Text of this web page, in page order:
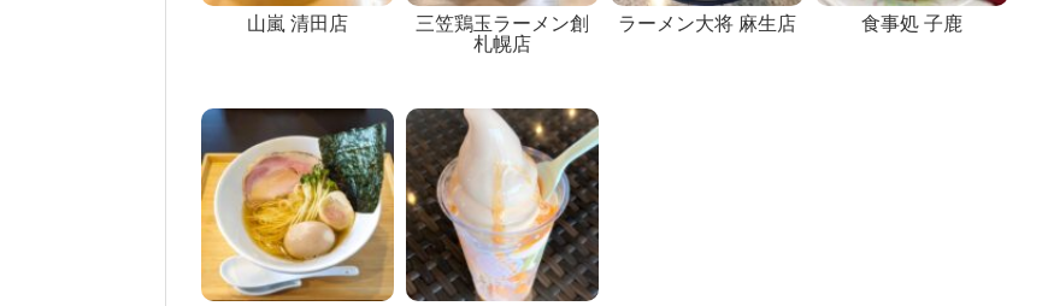
山嵐 清田店
三笠鶏玉ラーメン創
札幌店
ラーメン大将 麻生店 食事処 子鹿